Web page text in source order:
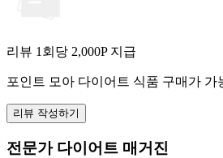
리뷰 1회당 2,000P 지급
포인트 모아 다이어트 식품 구매가 가
리뷰 작성하기
전문가 다이어트 매거진